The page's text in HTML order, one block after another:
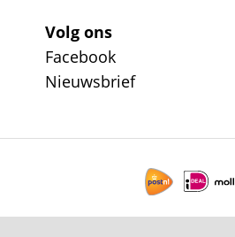
Volg ons
Facebook
Nieuwsbrief